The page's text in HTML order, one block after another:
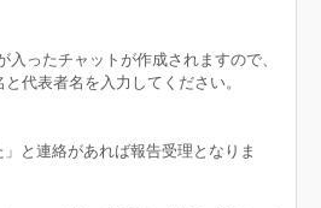
ったチャットが作成されますので、
代表者名を入力してください。
と連絡があれば報告受理となりま